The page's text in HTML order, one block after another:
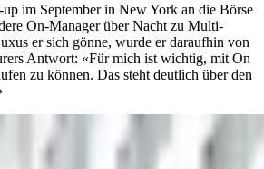
up im September in New York an die Börse
On-Manager über Nacht zu Multi-
er sich gönne, wurde er daraufhin von
Antwort: «Für mich ist wichtig, mit On
zu können. Das steht deutlich über den